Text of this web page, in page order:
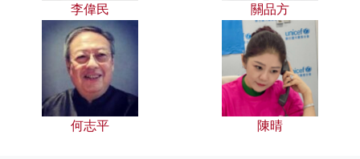
李偉民 關品方
何志平 陳晴